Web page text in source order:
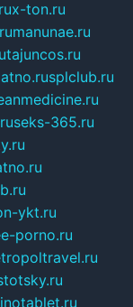
x-ton.ru
manunae.ru
tajuncos.ru
splclub.ru
seks-365.ru
ykt.ru
porno.ru